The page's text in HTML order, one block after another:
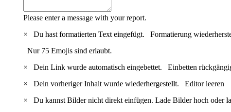
Please enter a message with your report.
×
Du hast formatierten Text eingefügt. Formatierung
Nur 75 Emojis sind erlaubt.
×
Dein Link wurde automatisch eingebettet. Einbetten
×
Dein vorheriger Inhalt wurde wiederhergestellt. Editor leeren
×
Du kannst Bilder nicht direkt einfügen. Lade Bilder hoch oder